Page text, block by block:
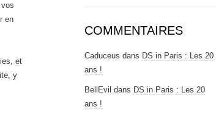
en
et
y
COMMENTAIRES
Caduceus dans DS in Paris : Les 20
ans !
BellEvil dans DS in Paris : Les 20
ans !